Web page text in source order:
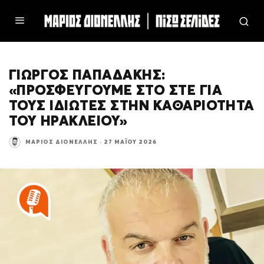
ΓΙΏΡΓΟΣ ΠΑΠΑΔΆΚΗΣ:
«ΠΡΟΣΦΕΎΓΟΥΜΕ ΣΤΟ ΣΤΕ ΓΙΑ
ΤΟΥΣ ΙΔΙΏΤΕΣ ΣΤΗΝ ΚΑΘΑΡΙΌΤΗΤΑ
ΤΟΥ ΗΡΑΚΛΕΊΟΥ»
ΜΆΡΙΟΣ ΔΙΟΝΈΛΛΗΣ · 27 ΜΑΪ́ΟΥ 2026